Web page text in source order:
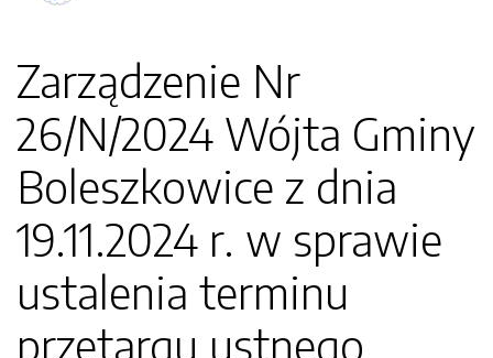
Zarządzenie Nr
26/N/2024 Wójta Gminy
Boleszkowice z dnia
19.11.2024 r. w sprawie
ustalenia terminu
przetargu ustnego